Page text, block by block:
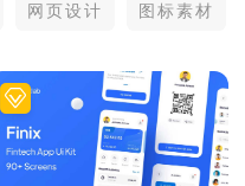
网页设计 图标素材